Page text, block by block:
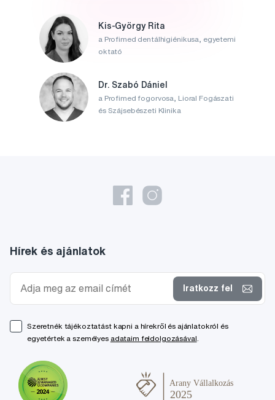
Kis-György Rita
a Profimed dentálhigiénikusa, egyetemi
oktató
Dr. Szabó Dániel
a Profimed fogorvosa, Lioral Fogászati
és Szájsebészeti Klinika
Hírek és ajánlatok
Iratkozz fel
Szeretnék tájékoztatást kapni a hírekről és ajánlatokról és
egyetértek a személyes adataim feldolgozásával